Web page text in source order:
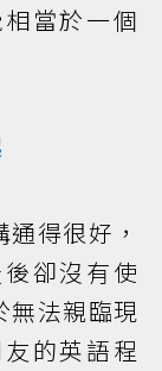
當於一個
得很好，
卻沒有使
無法親臨現
的英語程